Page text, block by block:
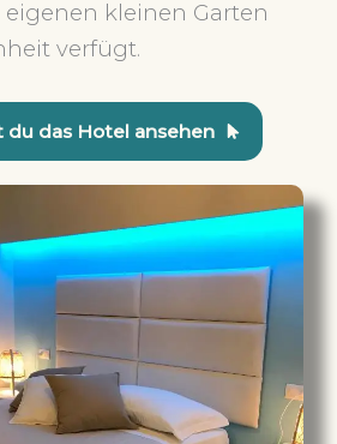
kleinen Garten
verfügt.
du das Hotel ansehen